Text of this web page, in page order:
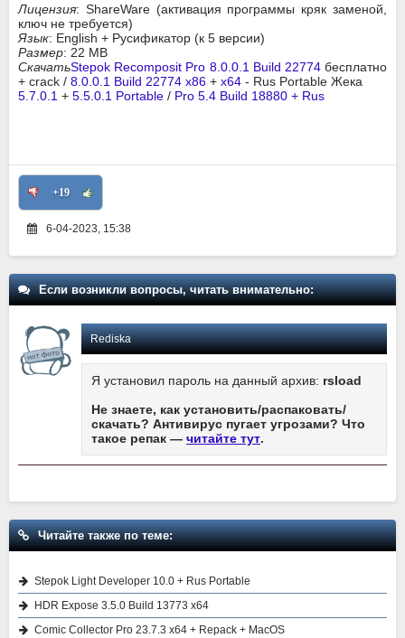
Лицензия: ShareWare (активация программы кряк заменой,
ключ не требуется)
Язык: English + Русификатор (к 5 версии)
Размер: 22 MB
СкачатьStepok Recomposit Pro 8.0.0.1 Build 22774бесплатно
+ crack / 8.0.0.1 Build 22774 x86 + x64 - Rus Portable Жека
5.7.0.1 + 5.5.0.1 Portable / Pro 5.4 Build 18880 + Rus
+19
6-04-2023, 15:38
Если возникли вопросы, читать внимательно:
Rediska
Я установил пароль на данный архив: rsload
Не знаете, как установить/распаковать/
скачать? Антивирус пугает угрозами? Что
такое репак — читайте тут.
Читайте также по теме:
Stepok Light Developer 10.0 + Rus Portable
HDR Expose 3.5.0 Build 13773 x64
Comic Collector Pro 23.7.3 x64 + Repack + MacOS